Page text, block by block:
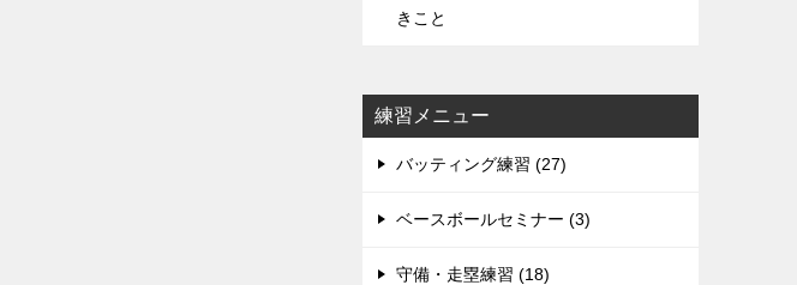
きこと
練習メニュー
バッティング練習 (27)
ベースボールセミナー (3)
守備・走塁練習 (18)